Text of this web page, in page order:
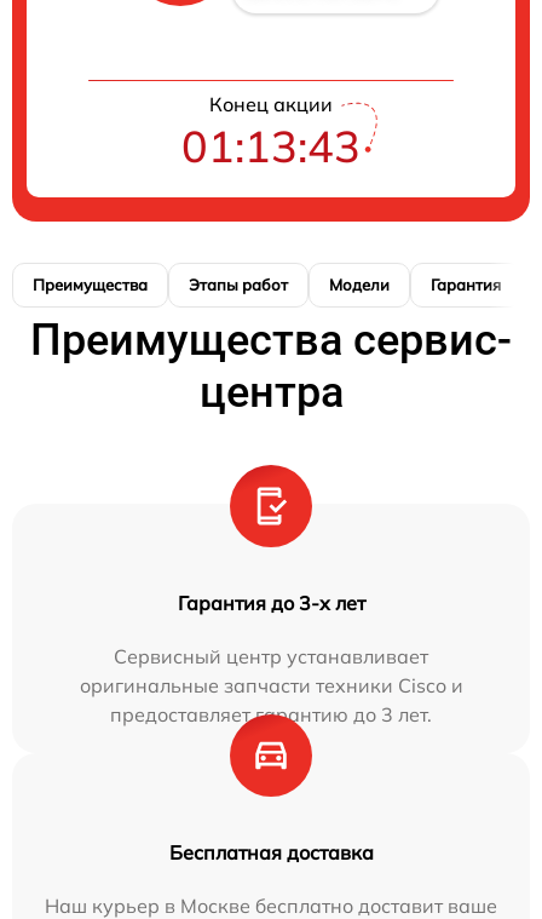
Конец акции
01:13:42
Преимущества Этапы работ Модели Гарантия
Преимущества сервис-
центра
Гарантия до 3-х лет
Сервисный центр устанавливает
оригинальные запчасти техники Cisco и
предоставляет гарантию до 3 лет.
Бесплатная доставка
Наш курьер в Москве бесплатно доставит ваше